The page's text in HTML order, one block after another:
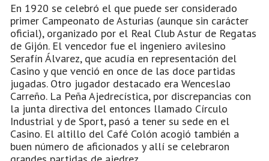
En 1920 se celebró el que puede ser considerado
primer Campeonato de Asturias (aunque sin carácter
oficial), organizado por el Real Club Astur de Regatas
de Gijón. El vencedor fue el ingeniero avilesino
Serafín Álvarez, que acudía en representación del
Casino y que venció en once de las doce partidas
jugadas. Otro jugador destacado era Wenceslao
Carreño. La Peña Ajedrecística, por discrepancias con
la junta directiva del entonces llamado Círculo
Industrial y de Sport, pasó a tener su sede en el
Casino. El altillo del Café Colón acogió también a
buen número de aficionados y allí se celebraron